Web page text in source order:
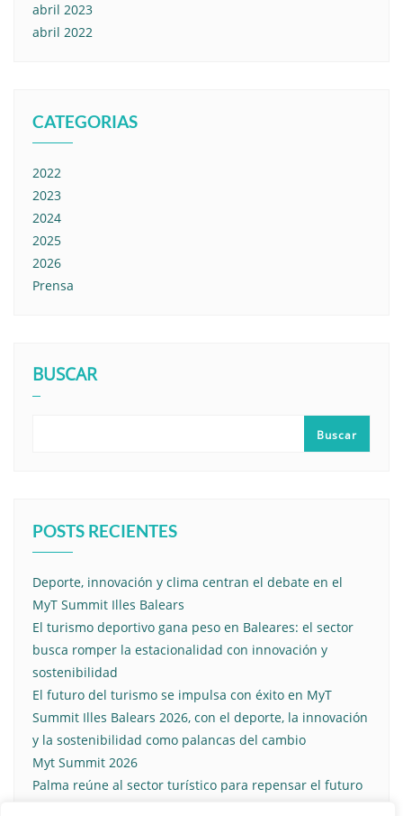
abril 2023
abril 2022
CATEGORIAS
2022
2023
2024
2025
2026
Prensa
BUSCAR
Buscar
POSTS RECIENTES
Deporte, innovación y clima centran el debate en el
MyT Summit Illes Balears
El turismo deportivo gana peso en Baleares: el sector
busca romper la estacionalidad con innovación y
sostenibilidad
El futuro del turismo se impulsa con éxito en MyT
Summit Illes Balears 2026, con el deporte, la innovación
y la sostenibilidad como palancas del cambio
Myt Summit 2026
Palma reúne al sector turístico para repensar el futuro